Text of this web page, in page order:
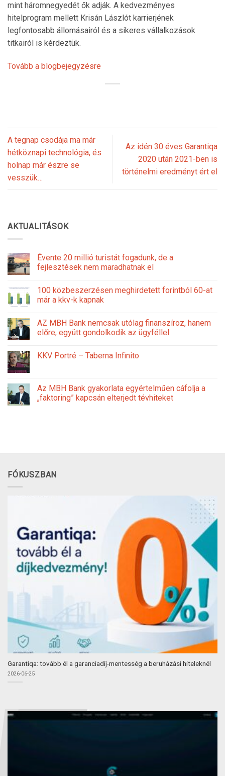
mint háromnegyedét ők adják. A kedvezményes
hitelprogram mellett Krisán Lászlót karrierjének
legfontosabb állomásairól és a sikeres vállalkozások
titkairól is kérdeztük.
Tovább a blogbejegyzésre
A tegnap csodája ma már
hétköznapi technológia, és
holnap már észre se
vesszük…
Az idén 30 éves Garantiqa
2020 után 2021-ben is
történelmi eredményt ért el
AKTUALITÁSOK
Évente 20 millió turistát fogadunk, de a
fejlesztések nem maradhatnak el
100 közbeszerzésen meghirdetett forintból 60-at
már a kkv-k kapnak
AZ MBH Bank nemcsak utólag finanszíroz, hanem
előre, együtt gondolkodik az ügyféllel
KKV Portré – Taberna Infinito
Az MBH Bank gyakorlata egyértelműen cáfolja a
„faktoring” kapcsán elterjedt tévhiteket
FÓKUSZBAN
Garantiqa: tovább él a garanciadíj-mentesség a beruházási hiteleknél
2026-06-25